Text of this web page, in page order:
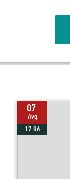
07
Avq
17:06